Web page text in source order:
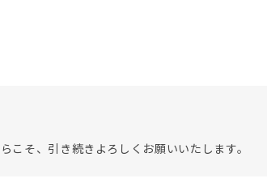
こそ、引き続きよろしくお願いいたします。